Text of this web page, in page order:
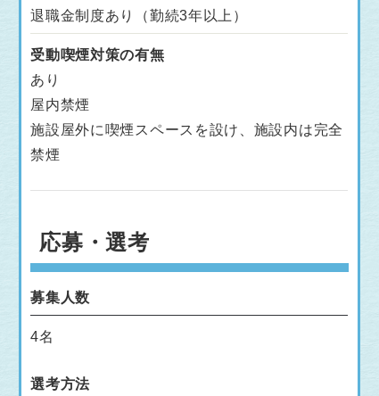
退職金制度あり（勤続3年以上）
受動喫煙対策の有無
あり
屋内禁煙
施設屋外に喫煙スペースを設け、施設内は完全
禁煙
応募・選考
募集人数
4名
選考方法